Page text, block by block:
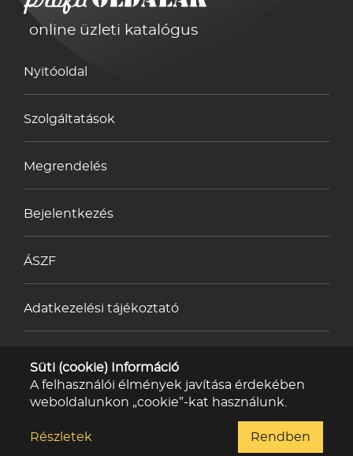
online üzleti katalógus
Nyitóoldal
Szolgáltatások
Megrendelés
Bejelentkezés
ÁSZF
Adatkezelési tájékoztató
Kapcsolat
Süti (cookie) Információ
A felhasználói élmények javítása érdekében
weboldalunkon „cookie”-kat használunk.
Részletek Rendben